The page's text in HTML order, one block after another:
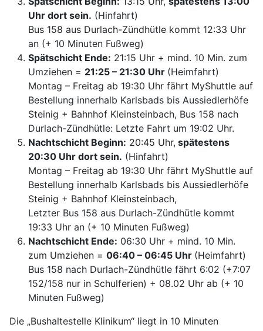
Uhr dort sein. (Hinfahrt)
Bus 158 aus Durlach-Zündhütle kommt 12:33 Uhr
an (+ 10 Minuten Fußweg)
Spätschicht Ende: 21:15 Uhr + mind. 10 Min. zum
Umziehen = 21:25 – 21:30 Uhr (Heimfahrt)
Montag – Freitag ab 19:30 Uhr fährt MyShuttle auf
Bestellung innerhalb Karlsbads bis Aussiedlerhöfe
Steinig + Bahnhof Kleinsteinbach, Bus 158 nach
Durlach-Zündhütle: Letzte Fahrt um 19:02 Uhr.
Nachtschicht Beginn: 20:45 Uhr, spätestens
20:30 Uhr dort sein. (Hinfahrt)
Montag – Freitag ab 19:30 Uhr fährt MyShuttle auf
Bestellung innerhalb Karlsbads bis Aussiedlerhöfe
Steinig + Bahnhof Kleinsteinbach,
Letzter Bus 158 aus Durlach-Zündhütle kommt
19:33 Uhr an (+ 10 Minuten Fußweg)
Nachtschicht Ende: 06:30 Uhr + mind. 10 Min.
zum Umziehen = 06:40 – 06:45 Uhr (Heimfahrt)
Bus 158 nach Durlach-Zündhütle fährt 6:02 (+7:07
152/158 nur in Schulferien) + 08.02 Uhr ab (+ 10
Minuten Fußweg)
Die „Bushaltestelle Klinikum“ liegt in 10 Minuten